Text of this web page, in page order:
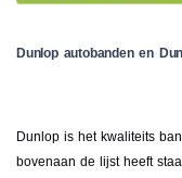
Dunlop autobanden en
Dunlop is het kwaliteits
bovenaan de lijst heeft